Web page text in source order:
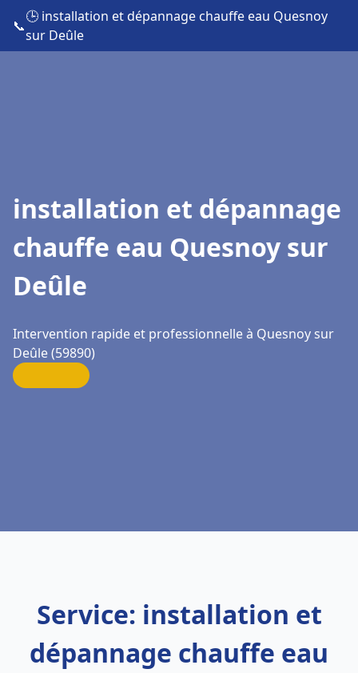
📞
🕒 installation et dépannage chauffe eau Quesnoy
sur Deûle
installation et dépannage
chauffe eau Quesnoy sur
Deûle
Intervention rapide et professionnelle à Quesnoy sur
Deûle (59890)
Service: installation et
dépannage chauffe eau